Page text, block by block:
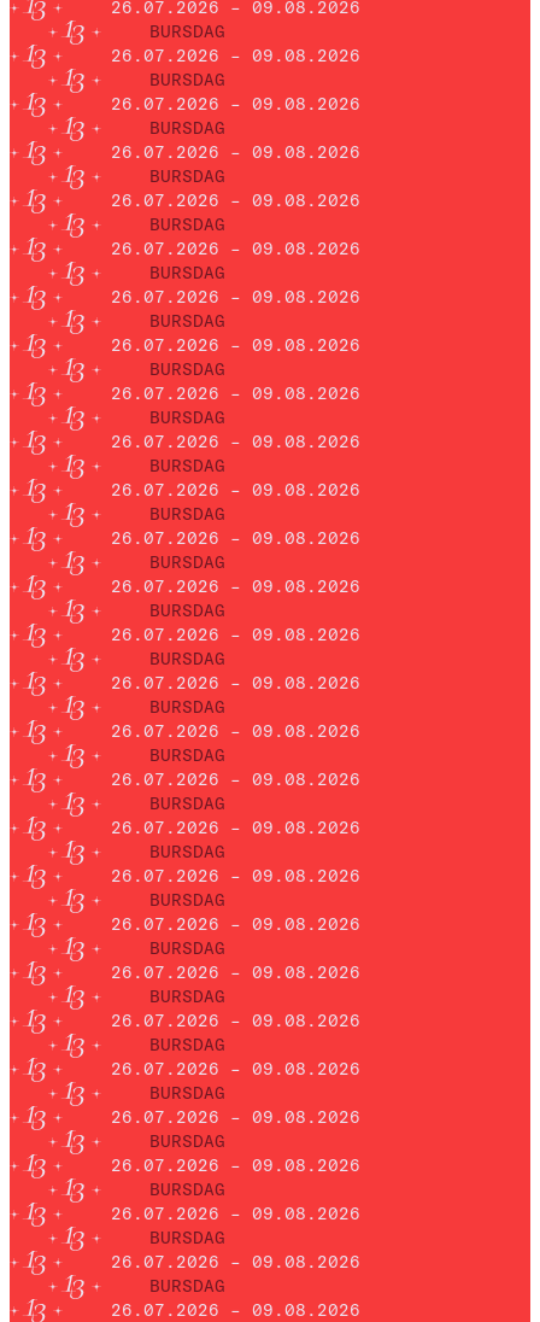
26.07.2026 – 09.08.2026
BURSDAG
26.07.2026 – 09.08.2026
BURSDAG
26.07.2026 – 09.08.2026
BURSDAG
26.07.2026 – 09.08.2026
BURSDAG
26.07.2026 – 09.08.2026
BURSDAG
26.07.2026 – 09.08.2026
BURSDAG
26.07.2026 – 09.08.2026
BURSDAG
26.07.2026 – 09.08.2026
BURSDAG
26.07.2026 – 09.08.2026
BURSDAG
26.07.2026 – 09.08.2026
BURSDAG
26.07.2026 – 09.08.2026
BURSDAG
26.07.2026 – 09.08.2026
BURSDAG
26.07.2026 – 09.08.2026
BURSDAG
26.07.2026 – 09.08.2026
BURSDAG
26.07.2026 – 09.08.2026
BURSDAG
26.07.2026 – 09.08.2026
BURSDAG
26.07.2026 – 09.08.2026
BURSDAG
26.07.2026 – 09.08.2026
BURSDAG
26.07.2026 – 09.08.2026
BURSDAG
26.07.2026 – 09.08.2026
BURSDAG
26.07.2026 – 09.08.2026
BURSDAG
26.07.2026 – 09.08.2026
BURSDAG
26.07.2026 – 09.08.2026
BURSDAG
26.07.2026 – 09.08.2026
BURSDAG
26.07.2026 – 09.08.2026
BURSDAG
26.07.2026 – 09.08.2026
BURSDAG
26.07.2026 – 09.08.2026
BURSDAG
26.07.2026 – 09.08.2026